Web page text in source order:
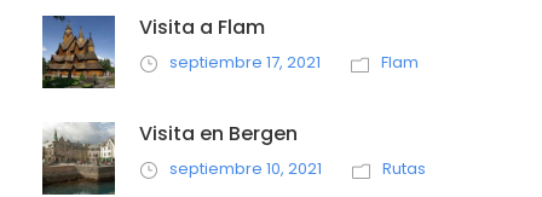
Visita a Flam
septiembre 17, 2021 Flam
Visita en Bergen
septiembre 10, 2021 Rutas